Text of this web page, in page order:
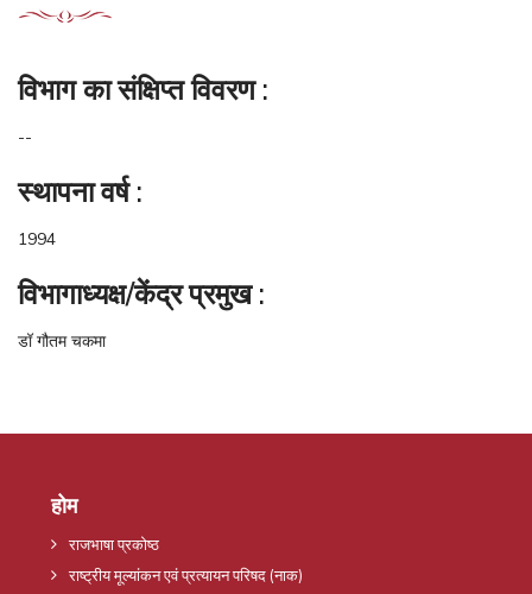
विभाग का संक्षिप्‍त विवरण :
--
स्‍थापना वर्ष :
1994
विभागाध्‍यक्ष/केंद्र प्रमुख :
डॉ गौतम चकमा
होम
राजभाषा प्रकोष्ठ
राष्ट्रीय मूल्यांकन एवं प्रत्यायन परिषद (नाक)